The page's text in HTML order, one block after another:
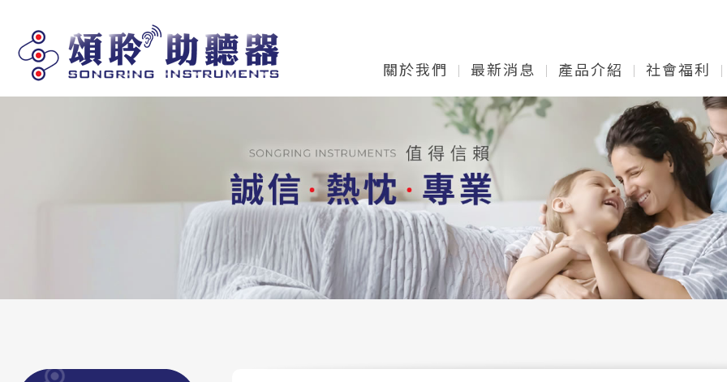
關於我們 最新消息 產品介紹 社會福利